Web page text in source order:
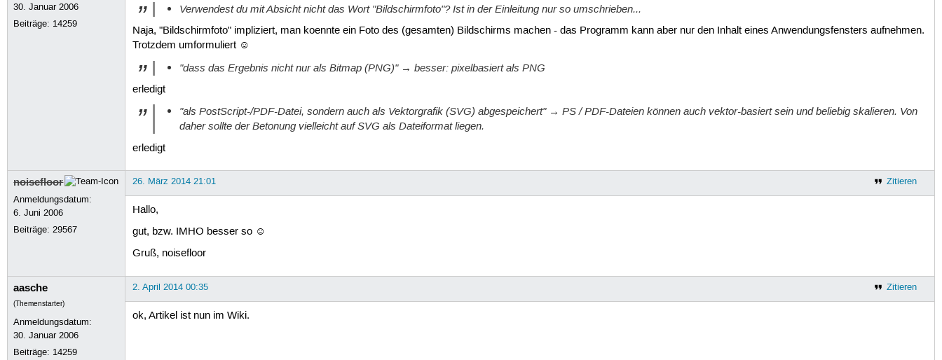
30. Januar 2006
Beiträge: 14259
Verwendest du mit Absicht nicht das Wort "Bildschirmfoto"? Ist in der Einleitung nur so umschrieben...
Naja, "Bildschirmfoto" impliziert, man koennte ein Foto des (gesamten) Bildschirms machen - das Programm kann aber nur den Inhalt eines Anwendungsfensters aufnehmen.
Trotzdem umformuliert ☺
"dass das Ergebnis nicht nur als Bitmap (PNG)" → besser: pixelbasiert als PNG
erledigt
"als PostScript-/PDF-Datei, sondern auch als Vektorgrafik (SVG) abgespeichert" → PS / PDF-Dateien können auch vektor-basiert sein und beliebig skalieren. Von
daher sollte der Betonung vielleicht auf SVG als Dateiformat liegen.
erledigt
noisefloor
Anmeldungsdatum:
6. Juni 2006
Beiträge:29567
Zitieren
26. März 2014 21:01
Hallo,
gut, bzw. IMHO besser so ☺
Gruß, noisefloor
aasche
(Themenstarter)
Anmeldungsdatum:
30. Januar 2006
Beiträge: 14259
Zitieren
2. April 2014 00:35
ok, Artikel ist nun im Wiki.